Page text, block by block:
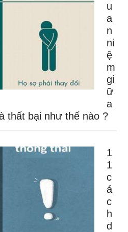
u
a
n
ni
ệ
m
gi
ữ
a
thất bại như thế nào ?
1
1
c
á
c
h
d